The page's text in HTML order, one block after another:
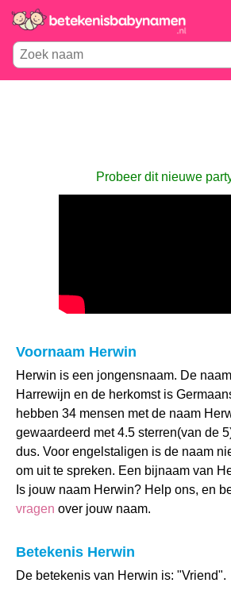
Probeer dit nieuwe
Voornaam Herwin
Herwin is een jongensnaam. De
Harrewijn en de herkomst is
hebben 34 mensen met de naam
gewaardeerd met 4.5 sterren(van de
dus. Voor engelstaligen is de naam
om uit te spreken. Een bijnaam van
Is jouw naam Herwin? Help ons, en
vragen over jouw naam.
Betekenis Herwin
De betekenis van Herwin is: "Vriend".